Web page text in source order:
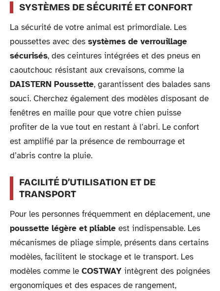
SYSTÈMES DE SÉCURITÉ ET CONFORT
La sécurité de votre animal est primordiale. Les
poussettes avec des systèmes de verrouillage
sécurisés, des ceintures intégrées et des pneus en
caoutchouc résistant aux crevaisons, comme la
DAISTERN Poussette, garantissent des balades sans
souci. Cherchez également des modèles disposant de
fenêtres en maille pour que votre chien puisse
profiter de la vue tout en restant à l’abri. Le confort
est amplifié par la présence de rembourrage et
d’abris contre la pluie.
FACILITÉ D’UTILISATION ET DE
TRANSPORT
Pour les personnes fréquemment en déplacement, une
poussette légère et pliable est indispensable. Les
mécanismes de pliage simple, présents dans certains
modèles, facilitent le stockage et le transport. Les
modèles comme le COSTWAY intègrent des poignées
ergonomiques et des espaces de rangement,